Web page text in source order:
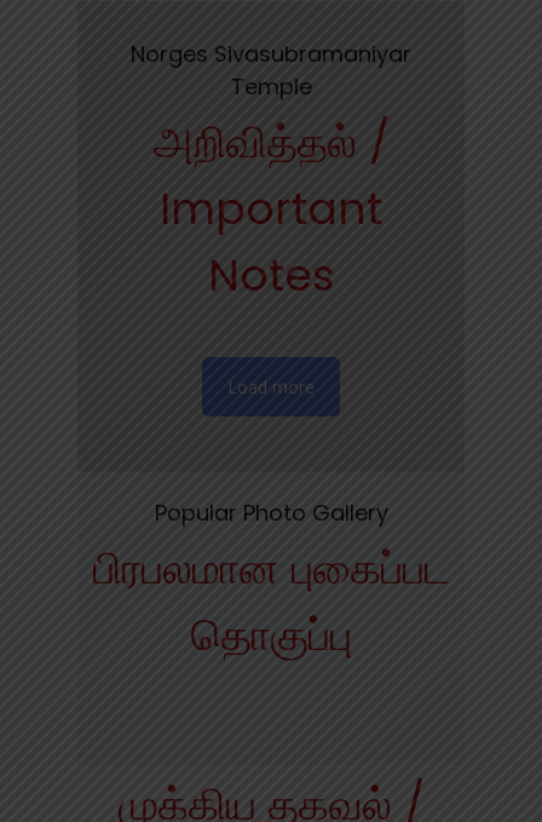
Norges Sivasubramaniyar
Temple
அறிவித்தல் /
Important
Notes
Load more
Popular Photo Gallery
பிரபலமான புகைப்பட
தொகுப்பு
முக்கிய தகவல் /